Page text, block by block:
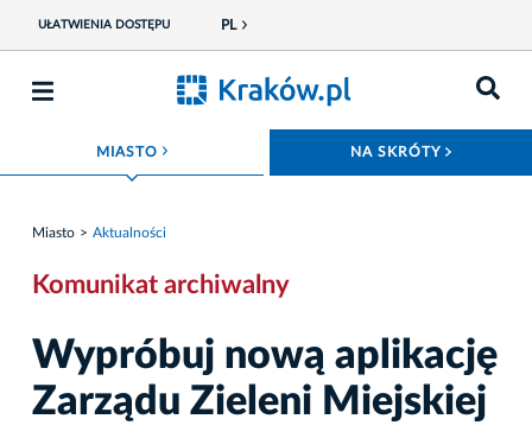
UŁATWIENIA DOSTĘPU PL
MIASTO ROZWIŃ MENU NA SKRÓTY
Miasto Aktualności
Komunikat archiwalny
Wypróbuj nową aplikację
Zarządu Zieleni Miejskiej